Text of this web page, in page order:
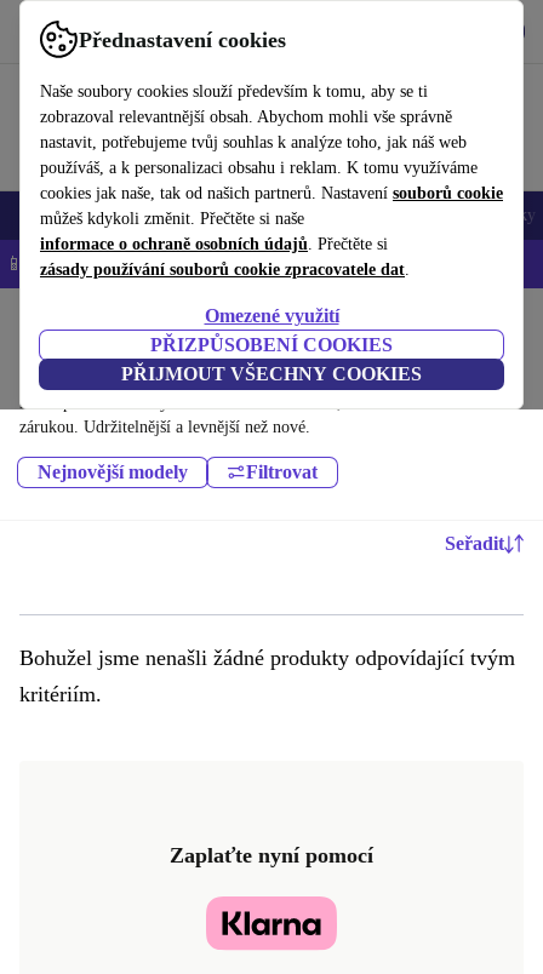
Přednastavení cookies
Naše soubory cookies slouží především k tomu, aby se ti
zobrazoval relevantnější obsah. Abychom mohli vše správně
nastavit, potřebujeme tvůj souhlas k analýze toho, jak náš web
používáš, a k personalizaci obsahu i reklam. K tomu využíváme
cookies jak naše, tak od našich partnerů. Nastavení souborů cookie
můžeš kdykoli změnit. Přečtěte si naše
informace o ochraně osobních údajů. Přečtěte si
zásady používání souborů cookie zpracovatele dat.
Omezené využití
PŘIZPŮSOBENÍ COOKIES
PŘIJMOUT VŠECHNY COOKIES
Používejte refurbed rychle a snadno
Mobily a smartphony Notebooky Tablety Doplňky
📱 -5 % NAVÍC na všechny iPhony – kód: IPHONEDEAL-
Tablety Microsoft:
Dříve použité Tablety Microsoft – renovované, s minimálně 12 měsíční
zárukou. Udržitelnější a levnější než nové.
Nejnovější modely Filtrovat
Seřadit
Bohužel jsme nenašli žádné produkty odpovídající tvým
kritériím.
Zaplaťte nyní pomocí